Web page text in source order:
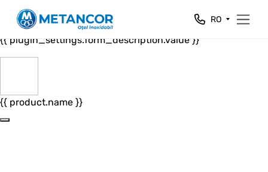
Close
{{ plugin_settings.form_header.value }}
{{ plugin_settings.form_description.value }}
{{ product.name }}
RO